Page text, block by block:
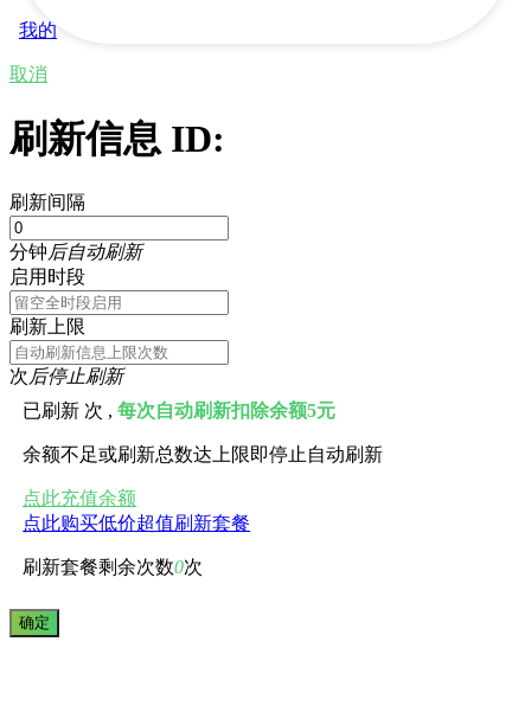
我的
取消
刷新信息 ID:
刷新间隔
分钟后自动刷新
启用时段
刷新上限
次后停止刷新
已刷新 次 ,每次自动刷新扣除余额5元
余额不足或刷新总数达上限即停止自动刷新
点此充值余额
点此购买低价超值刷新套餐
刷新套餐剩余次数0次